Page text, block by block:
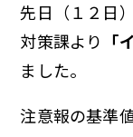
先日（１２日
対策課より 「
ました。
注意報の基準